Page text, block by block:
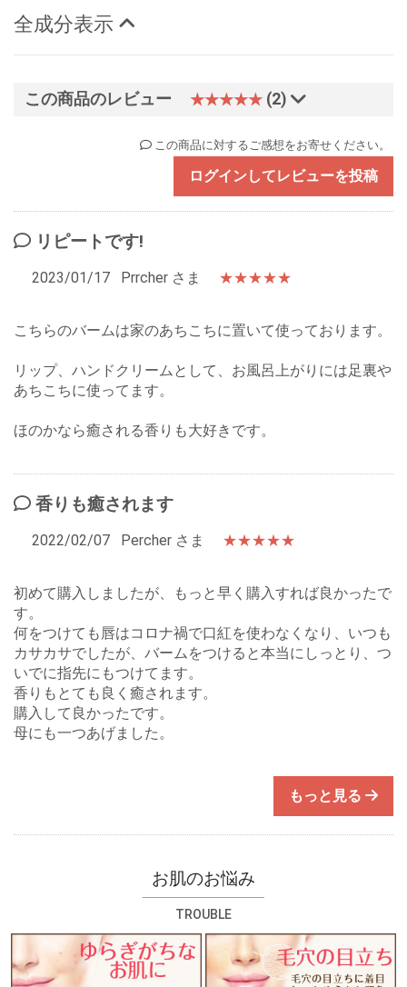
全成分表示
この商品のレビュー ★★★★★ (2)
この商品に対するご感想をお寄せください。
ログインしてレビューを投稿
リピートです!
2023/01/17 Prrcher さま ★★★★★
こちらのバームは家のあちこちに置いて使っております。
リップ、ハンドクリームとして、お風呂上がりには足裏や
あちこちに使ってます。
ほのかなら癒される香りも大好きです。
香りも癒されます
2022/02/07 Percher さま ★★★★★
初めて購入しましたが、もっと早く購入すれば良かったで
す。
何をつけても唇はコロナ禍で口紅を使わなくなり、いつも
カサカサでしたが、バームをつけると本当にしっとり、つ
いでに指先にもつけてます。
香りもとても良く癒されます。
購入して良かったです。
母にも一つあげました。
もっと見る
お肌のお悩み
TROUBLE